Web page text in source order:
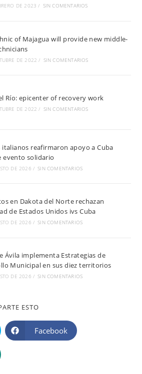
DE 2023 / SIN COMENTARIOS
of Majagua will provide new middle-
DE 2022 / SIN COMENTARIOS
Río: epicenter of recovery work
DE 2022 / SIN COMENTARIOS
italianos reafirmaron apoyo a Cuba
evento solidario
DE 2026 / SIN COMENTARIOS
en Dakota del Norte rechazan
de Estados Unidos ivs Cuba
DE 2026 / SIN COMENTARIOS
Ávila implementa Estrategias de
Municipal en sus diez territorios
DE 2026 / SIN COMENTARIOS
ESTO
Facebook